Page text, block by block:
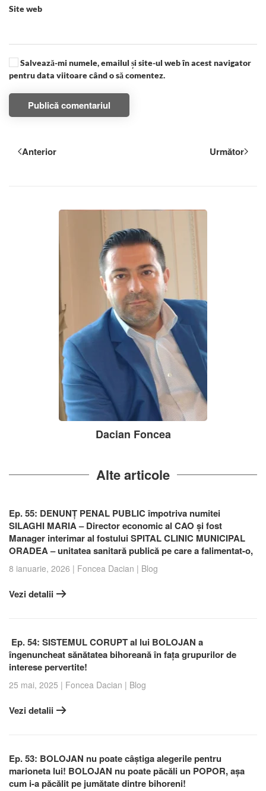
Site web
Salvează-mi numele, emailul și site-ul web în acest navigator
pentru data viitoare când o să comentez.
Publică comentariul
Anterior Următor
Dacian Foncea
Alte articole
Ep. 55: DENUNȚ PENAL PUBLIC împotriva numitei
SILAGHI MARIA – Director economic al CAO și fost
Manager interimar al fostului SPITAL CLINIC MUNICIPAL
ORADEA – unitatea sanitară publică pe care a falimentat-o,
8 ianuarie, 2026 | Foncea Dacian | Blog
Vezi detalii
Ep. 54: SISTEMUL CORUPT al lui BOLOJAN a
îngenuncheat sănătatea bihoreană în fața grupurilor de
interese pervertite!
25 mai, 2025 | Foncea Dacian | Blog
Vezi detalii
Ep. 53: BOLOJAN nu poate câștiga alegerile pentru
marioneta lui! BOLOJAN nu poate păcăli un POPOR, așa
cum i-a păcălit pe jumătate dintre bihoreni!